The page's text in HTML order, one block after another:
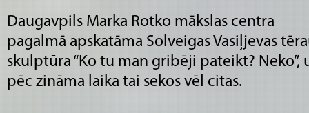
Daugavpils Marka Rotko mākslas centra
pagalmā apskatāma Solveigas Vasiļjevas
skulptūra “Ko tu man gribēji pateikt? Neko”,
pēc zināma laika tai sekos vēl citas.